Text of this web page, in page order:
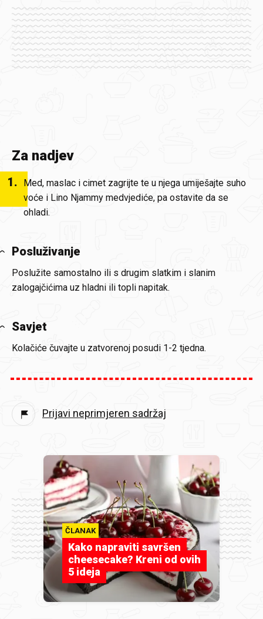
Za nadjev
1.
Med, maslac i cimet zagrijte te u njega umiješajte suho
voće i Lino Njammy medvjediće, pa ostavite da se
ohladi.
Posluživanje
Poslužite samostalno ili s drugim slatkim i slanim
zalogajčićima uz hladni ili topli napitak.
Savjet
Kolačiće čuvajte u zatvorenoj posudi 1-2 tjedna.
Prijavi neprimjeren sadržaj
ČLANAK
Kako napraviti savršen
cheesecake? Kreni od ovih
5 ideja